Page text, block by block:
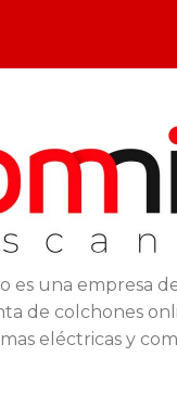
es una empresa
de colchones
eléctricas y